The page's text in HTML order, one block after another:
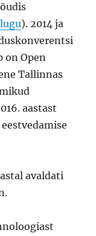
). 2014 ja
Open
Tallinnas
aastast
avaldati